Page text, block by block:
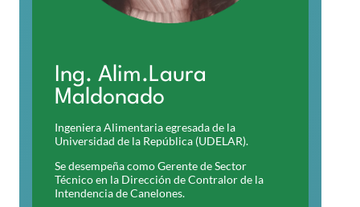
Ing. Alim.Laura
Maldonado
Ingeniera Alimentaria egresada de la
Universidad de la República (UDELAR).
Se desempeña como Gerente de Sector
Técnico en la Dirección de Contralor de la
Intendencia de Canelones.